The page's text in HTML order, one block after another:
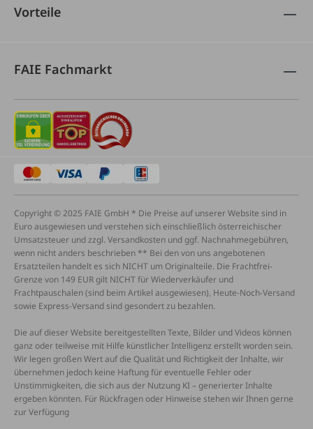
Vorteile
FAIE Fachmarkt
Copyright © 2025 FAIE GmbH * Die Preise auf unserer Website sind in
Euro ausgewiesen und verstehen sich einschließlich österreichischer
Umsatzsteuer und zzgl. Versandkosten und ggf. Nachnahmegebühren,
wenn nicht anders beschrieben ** Bei den von uns angebotenen
Ersatzteilen handelt es sich NICHT um Originalteile. Die Frachtfrei-
Grenze von 149 EUR gilt NICHT für Wiederverkäufer und
Frachtpauschalen (sind beim Artikel ausgewiesen), Heute-Noch-Versand
sowie Express-Versand sind gesondert zu bezahlen.
Die auf dieser Website bereitgestellten Texte, Bilder und Videos können
ganz oder teilweise mit Hilfe künstlicher Intelligenz erstellt worden sein.
Wir legen großen Wert auf die Qualität und Richtigkeit der Inhalte, wir
übernehmen jedoch keine Haftung für eventuelle Fehler oder
Unstimmigkeiten, die sich aus der Nutzung KI – generierter Inhalte
ergeben könnten. Für Rückfragen oder Hinweise stehen wir Ihnen gerne
zur Verfügung